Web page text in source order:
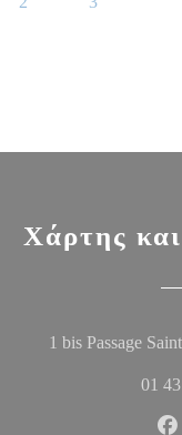
Χάρτης
1 bis Passage
01